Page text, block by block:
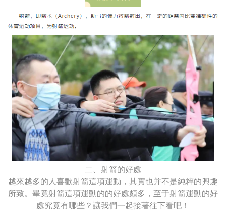
二、射箭的好處
越來越多的人喜歡射箭這項運動，其實也并不是純粹的興趣
所致。畢竟射箭這項運動的的好處頗多，至于射箭運動的好
處究竟有哪些？讓我們一起接著往下看吧！